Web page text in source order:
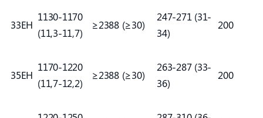
33EH
1130-1170
(11,3-11,7)
≥2388 (≥30)
247-271 (31-
34)
200
35EH
1170-1220
(11,7-12,2)
≥2388 (≥30)
263-287 (33-
36)
200